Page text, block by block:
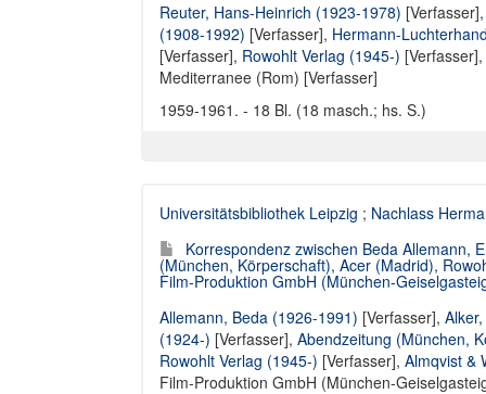
Reuter, Hans-Heinrich (1923-1978)
(1908-1992) [Verfasser], Hermann-
[Verfasser], Rowohlt Verlag (1945-) [Verfasser],
Mediterranee (Rom) [Verfasser]
1959-1961. - 18 Bl. (18 masch.; hs. S.)
Universitätsbibliothek Leipzig ; Nachlass
Korrespondenz zwischen Beda Allemann,
(München, Körperschaft), Acer (Madrid),
Film-Produktion GmbH (München-
Allemann, Beda (1926-1991) [Verfasser],
(1924-) [Verfasser], Abendzeitung (München,
Rowohlt Verlag (1945-) [Verfasser], Almqvist &
Film-Produktion GmbH (München-